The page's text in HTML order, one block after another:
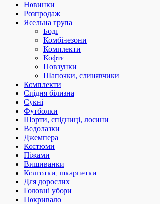
Новинки
Розпродаж
Ясельна група
Боді
Комбінезони
Комплекти
Кофти
Повзунки
Шапочки, слинявчики
Комплекти
Спідня білизна
Сукні
Футболки
Шорти, спідниці, лосини
Водолазки
Джемпера
Костюми
Піжами
Вишиванки
Колготки, шкарпетки
Для дорослих
Головні убори
Покривало